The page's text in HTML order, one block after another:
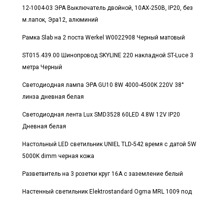
12-1004-03 ЭРА Выключатель двойной, 10АХ-250В, IP20, без
м.лапок, Эра12, алюминий
Рамка Slab на 2 поста Werkel W0022908 Черный матовый
ST015.439.00 Шинопровод SKYLINE 220 накладной ST-Luce 3
метра Черный
Светодиодная лампа ЭРА GU10 8W 4000-4500K 220V 38°
линза дневная белая
Светодиодная лента Lux SMD3528 60LED 4.8W 12V IP20
Дневная белая
Настольный LED светильник UNIEL TLD-542 время с датой 5W
5000K dimm черная кожа
Разветвитель на 3 розетки круг 16А с заземление белый
Настенный светильник Elektrostandard Ogma MRL 1009 под